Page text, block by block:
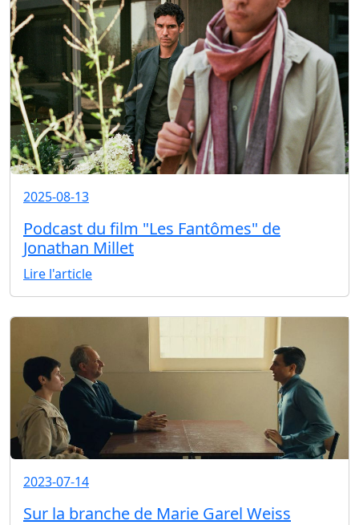
2025-08-13
Podcast du film "Les Fantômes" de
Jonathan Millet
Lire l'article
2023-07-14
Sur la branche de Marie Garel Weiss